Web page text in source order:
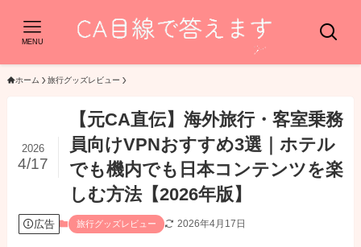
MENU
ホーム 旅行グッズレビュー
【元CA直伝】海外旅行・客室乗務
員向けVPNおすすめ3選｜ホテル
でも機内でも日本コンテンツを楽
しむ方法【2026年版】
2026
4/17
広告 旅行グッズレビュー 2026年4月17日